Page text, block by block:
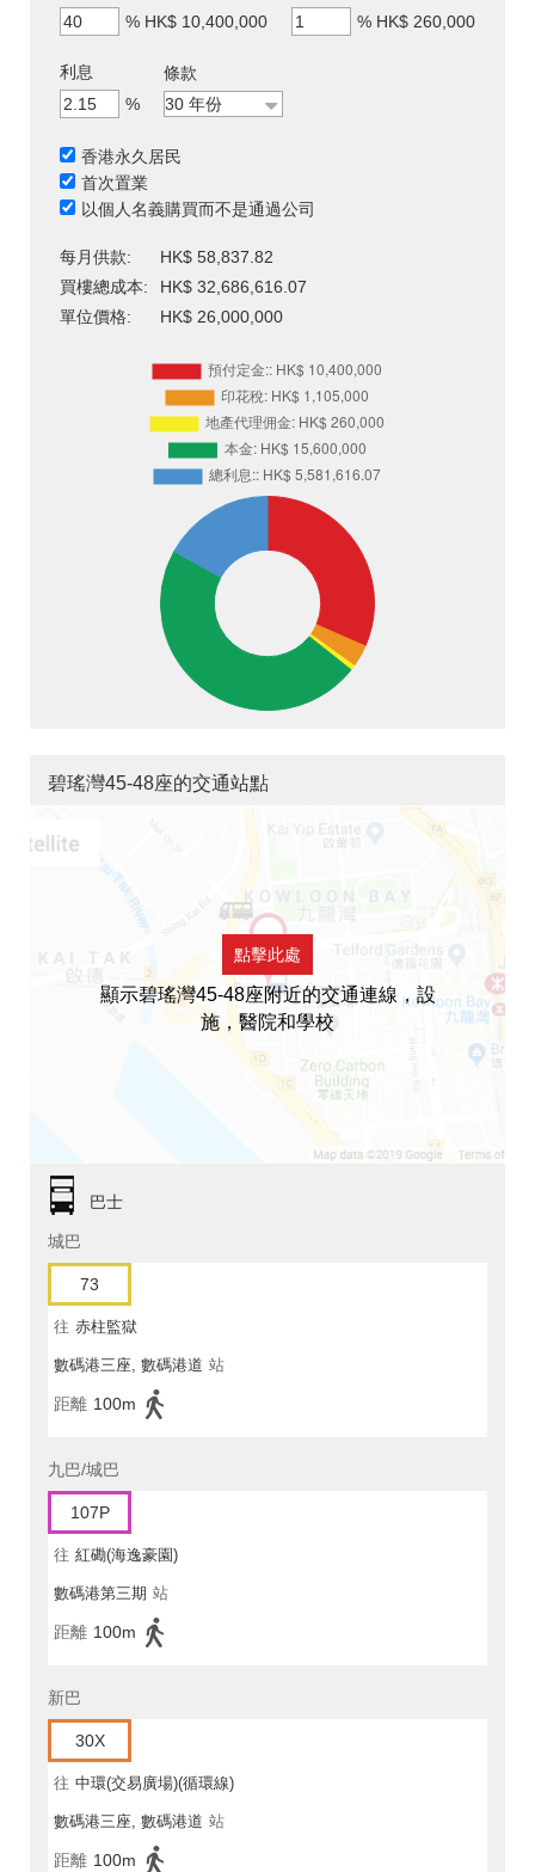
% HK$ 10,400,000 % HK$ 260,000
利息
%
條款
香港永久居民
首次置業
以個人名義購買而不是通過公司
每月供款:
HK$ 58,837.82
買樓總成本:
HK$ 32,686,616.07
單位價格:
HK$ 26,000,000
碧瑤灣45-48座的交通站點
點擊此處
顯示碧瑤灣45-48座附近的交通連線，設
施，醫院和學校
巴士
城巴
73
往 赤柱監獄
數碼港三座, 數碼港道 站
距離 100m
九巴/城巴
107P
往 紅磡(海逸豪園)
數碼港第三期 站
距離 100m
新巴
30X
往 中環(交易廣場)(循環線)
數碼港三座, 數碼港道 站
距離 100m